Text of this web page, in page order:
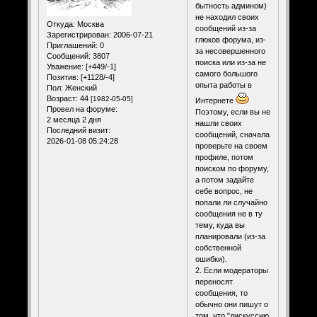
Откуда: Москва
Зарегистрирован: 2006-07-21
Приглашений: 0
Сообщений: 3807
Уважение: [+449/-1]
Позитив: [+1128/-4]
Пол: Женский
Возраст: 44 [1982-05-05]
Провел на форуме:
2 месяца 2 дня
Последний визит:
2026-01-08 05:24:28
бытность админом)
не находил своих
сообщений из-за
глюков форума, из-
за несовершенного
поиска или из-за не
самого большого
опыта работы в
Интернете
Поэтому, если вы не
нашли своих
сообщений, сначала
проверьте на своем
профиле, потом
поиском по форуму,
а потом задайте
себе вопрос, не
попали ли случайно
сообщения не в ту
тему, куда вы
планировали (из-за
собственной
ошибки).
2. Если модераторы
переносят
сообщения, то
обычно они пишут о
том, что "дискуссию